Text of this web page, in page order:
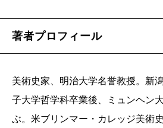
著者プロフィール
美術史家、明治大学名誉教授。新
子大学哲学科卒業後、ミュンヘン
ぶ。米ブリンマー・カレッジ美術